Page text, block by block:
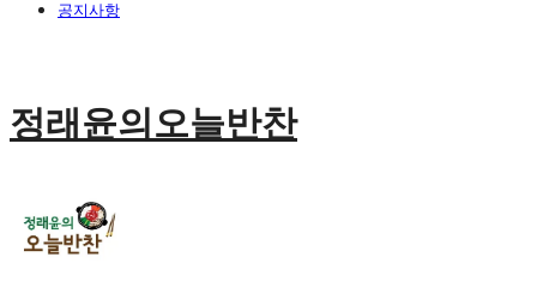
공지사항
정래윤의오늘반찬